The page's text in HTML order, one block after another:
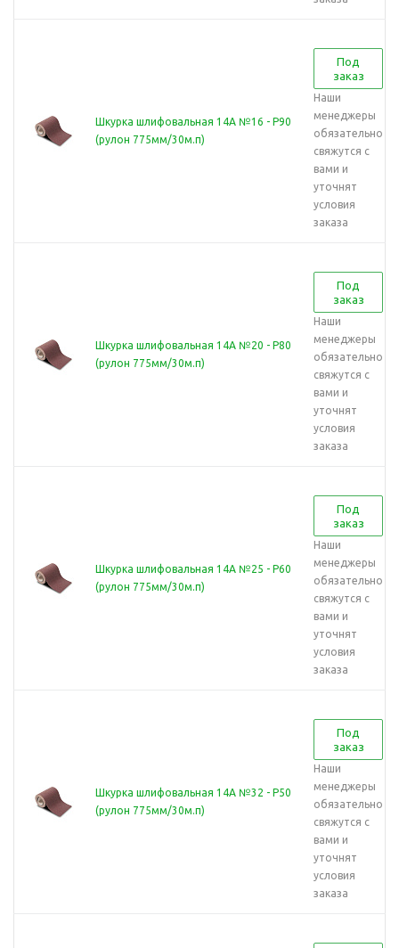
Шкурка шлифовальная 14А №16 - Р90
(рулон 775мм/30м.п)
Под
заказ
Наши
менеджеры
обязательно
свяжутся с
вами и
уточнят
условия
заказа
Шкурка шлифовальная 14А №20 - Р80
(рулон 775мм/30м.п)
Под
заказ
Наши
менеджеры
обязательно
свяжутся с
вами и
уточнят
условия
заказа
Шкурка шлифовальная 14А №25 - Р60
(рулон 775мм/30м.п)
Под
заказ
Наши
менеджеры
обязательно
свяжутся с
вами и
уточнят
условия
заказа
Шкурка шлифовальная 14А №32 - Р50
(рулон 775мм/30м.п)
Под
заказ
Наши
менеджеры
обязательно
свяжутся с
вами и
уточнят
условия
заказа